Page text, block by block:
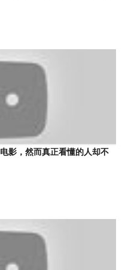
影，然而真正看懂的人却不